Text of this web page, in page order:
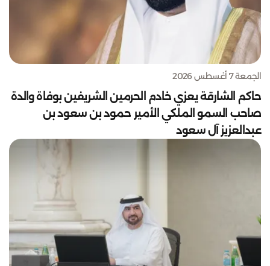
الجمعة 7 أغسطس 2026
حاكم الشارقة يعزي خادم الحرمين الشريفين بوفاة والدة
صاحب السمو الملكي الأمير حمود بن سعود بن
عبدالعزيز آل سعود